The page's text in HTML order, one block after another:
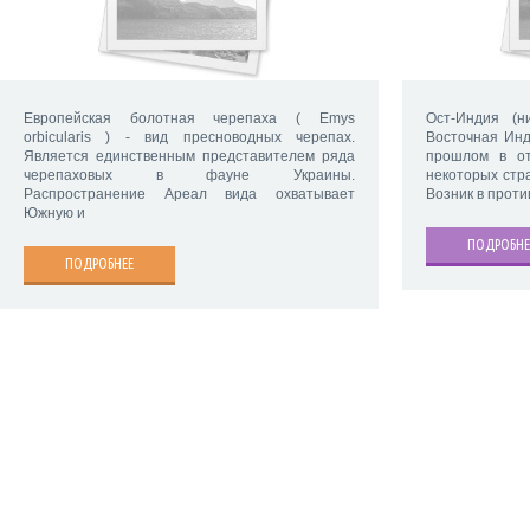
Европейская болотная черепаха ( Emys
orbicularis ) - вид пресноводных черепах.
Является единственным представителем ряда
черепаховых в фауне Украины.
Распространение Ареал вида охватывает
Южную и
ПОДРОБНЕЕ
Ост-Индия
Восточная
прошлом в
некоторых
Возник в